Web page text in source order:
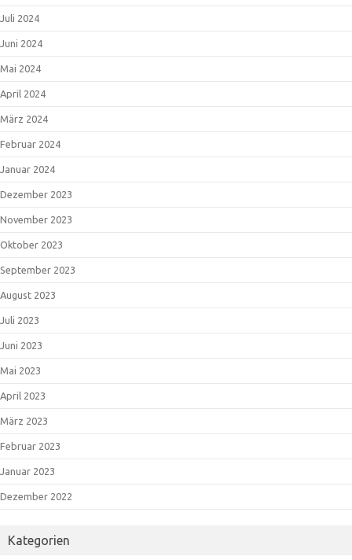
Juli 2024
Juni 2024
Mai 2024
April 2024
März 2024
Februar 2024
Januar 2024
Dezember 2023
November 2023
Oktober 2023
September 2023
August 2023
Juli 2023
Juni 2023
Mai 2023
April 2023
März 2023
Februar 2023
Januar 2023
Dezember 2022
Kategorien